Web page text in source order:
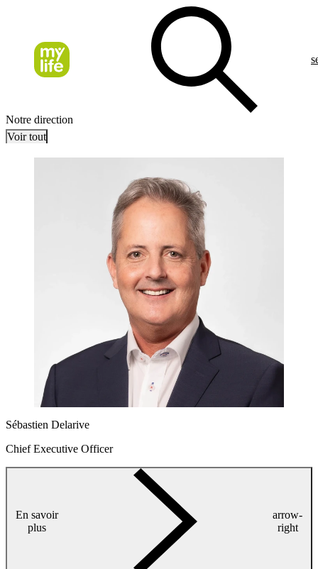
Notre direction
Voir tout
Sébastien Delarive
Chief Executive Officer
En savoir
plus
arrow-
right